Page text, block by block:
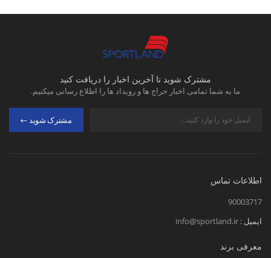
مشترک شوید تا آخرین اخبار را دریافت کنید
ما به شما تمامی اخبار حراج ها و رویداد ها را اطلاع رسانی میکنیم.
مشترک شوید
اطلاعات تماس
90003717
ایمیل : info@sportland.ir
معرفی برند